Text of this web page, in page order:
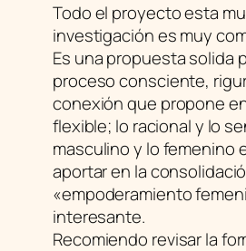
Todo el proyecto esta
investigación es muy
Es una propuesta solida
proceso consciente,
conexión que propone
flexible; lo racional y lo
masculino y lo femenino
aportar en la
«empoderamiento
interesante.
Recomiendo revisar la